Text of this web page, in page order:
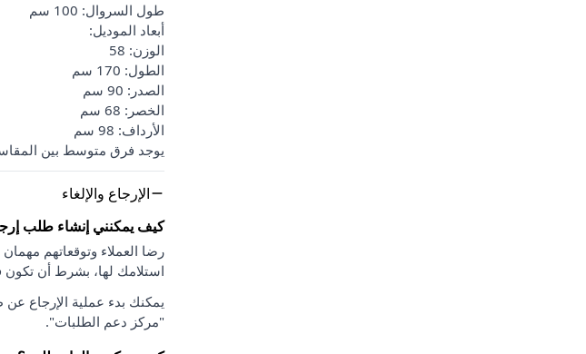
طول السروال: 100 سم
أبعاد الموديل:
الوزن: 58
الطول: 170 سم
الصدر: 90 سم
الخصر: 68 سم
الأرداف: 98 سم
يوجد فرق متوسط بين المقاسات
الإرجاع والإلغاء
كيف يمكنني إنشاء طلب
استلامك لها، بشرط أن
يمكنك بدء عملية الإرجاع
"مركز دعم الطلبات".